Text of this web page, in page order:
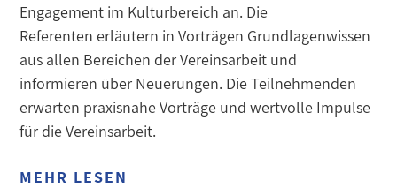
Engagement im Kulturbereich an. Die
Referenten erläutern in Vorträgen Grundlagenwissen
aus allen Bereichen der Vereinsarbeit und
informieren über Neuerungen. Die Teilnehmenden
erwarten praxisnahe Vorträge und wertvolle Impulse
für die Vereinsarbeit.
MEHR LESEN